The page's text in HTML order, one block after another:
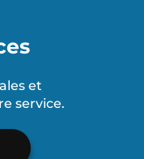
et
service.